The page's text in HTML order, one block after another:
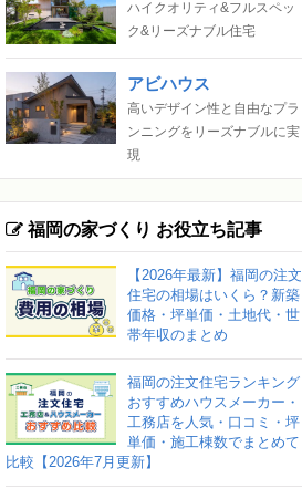
ハイクオリティ&フルスペッ
ク&リーズナブル住宅
アビハウス
高いデザイン性と自由なプラ
ンニングをリーズナブルに実
現
福岡の家づくり お役立ち記事
【2026年最新】福岡の注文
住宅の相場はいくら？新築
価格・坪単価・土地代・世
帯年収のまとめ
福岡の注文住宅ランキング
おすすめハウスメーカー・
工務店を人気・口コミ・坪
単価・施工棟数でまとめて
比較【2026年7月更新】